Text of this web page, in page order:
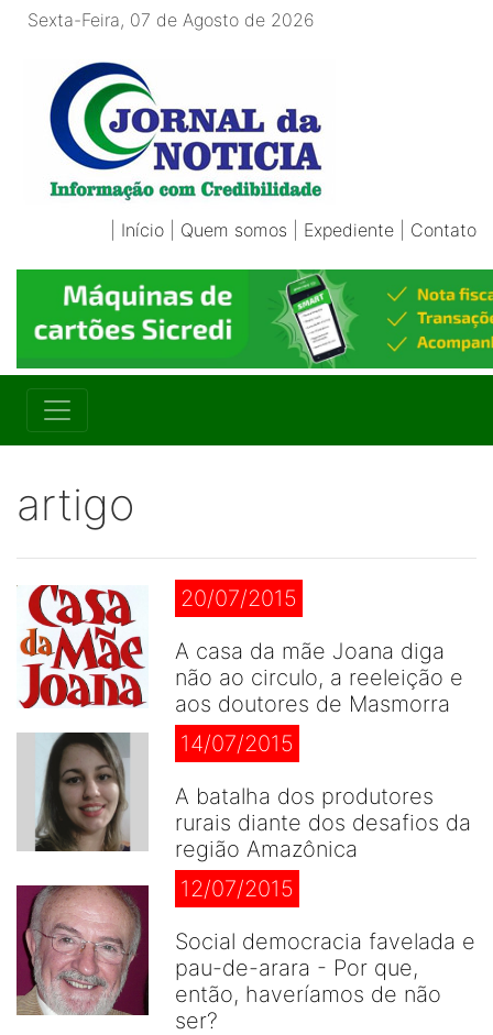
Sexta-Feira, 07 de Agosto de 2026
Início Quem somos Expediente Contato
artigo
20/07/2015
A casa da mãe Joana diga
não ao circulo, a reeleição e
aos doutores de Masmorra
14/07/2015
A batalha dos produtores
rurais diante dos desafios da
região Amazônica
12/07/2015
Social democracia favelada e
pau-de-arara - Por que,
então, haveríamos de não
ser?